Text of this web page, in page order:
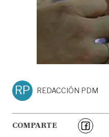
RP REDACCIÓN PDM
COMPARTE